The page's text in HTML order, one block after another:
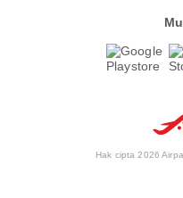
Hak cipta 2026